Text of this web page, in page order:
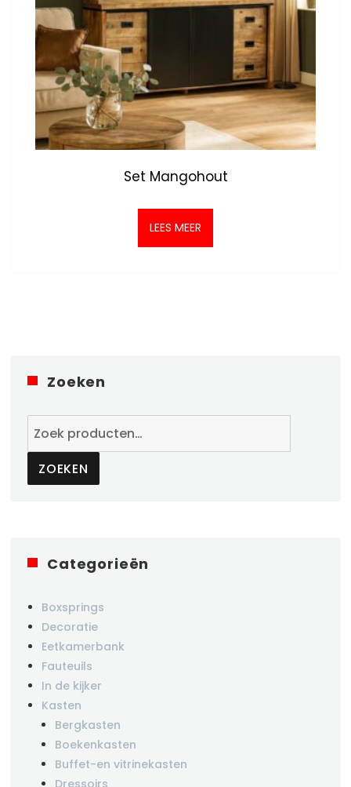
Set Mangohout
LEES MEER
Zoeken
ZOEKEN
Categorieën
Boxsprings
Decoratie
Eetkamerbank
Fauteuils
In de kijker
Kasten
Bergkasten
Boekenkasten
Buffet-en vitrinekasten
Dressoirs